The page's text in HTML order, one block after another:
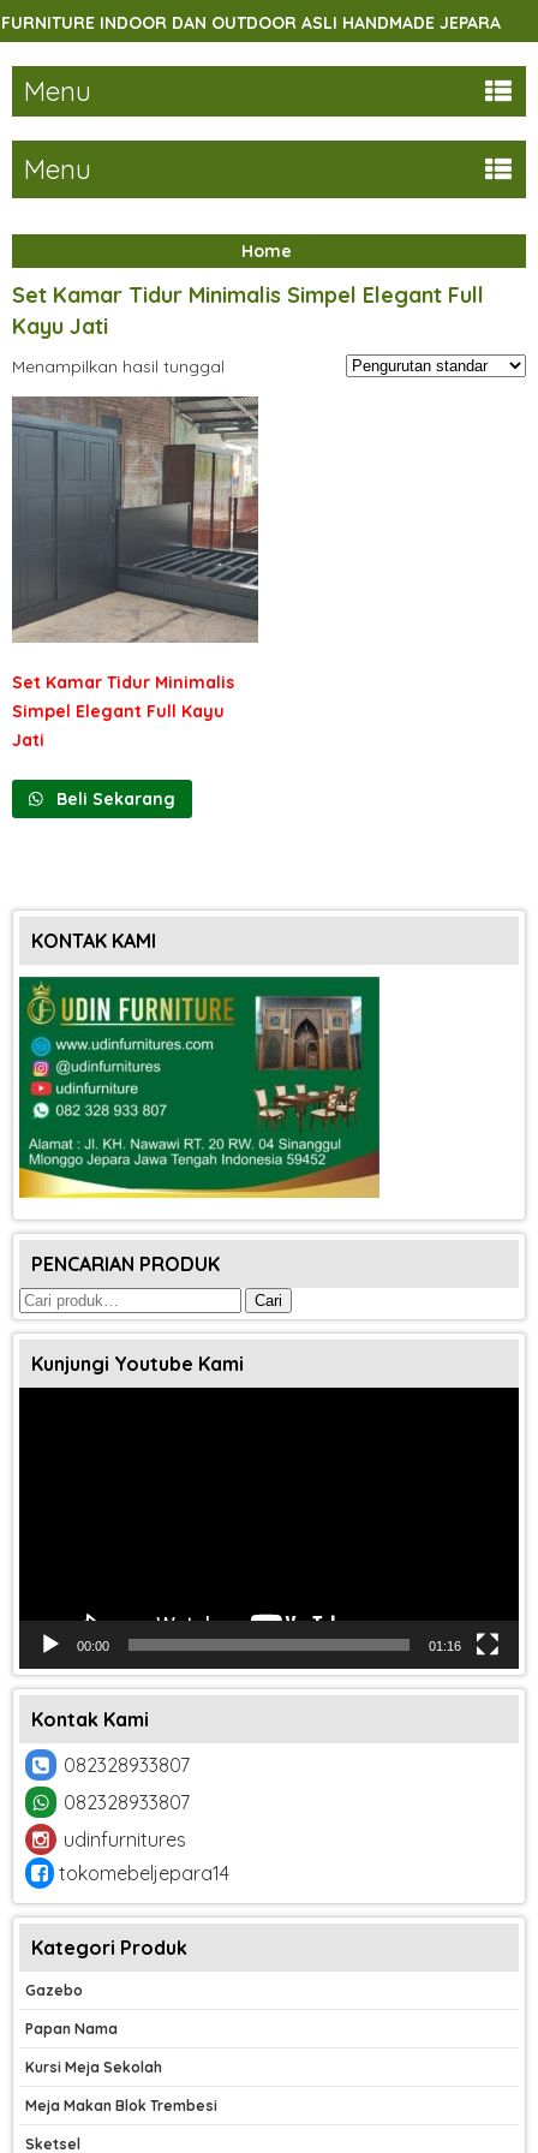
INDOOR DAN OUTDOOR ASLI HANDMADE JEPARA
Menu
Menu
Home
Set Kamar Tidur Minimalis Simpel Elegant Full
Kayu Jati
Menampilkan hasil tunggal
Set Kamar Tidur Minimalis
Simpel Elegant Full Kayu
Jati
Beli Sekarang
KONTAK KAMI
PENCARIAN PRODUK
Pencarian
untuk:
Cari
Kunjungi Youtube Kami
00:00 01:16
Kontak Kami
082328933807
082328933807
udinfurnitures
tokomebeljepara14
Kategori Produk
Gazebo
Papan Nama
Kursi Meja Sekolah
Meja Makan Blok Trembesi
Sketsel